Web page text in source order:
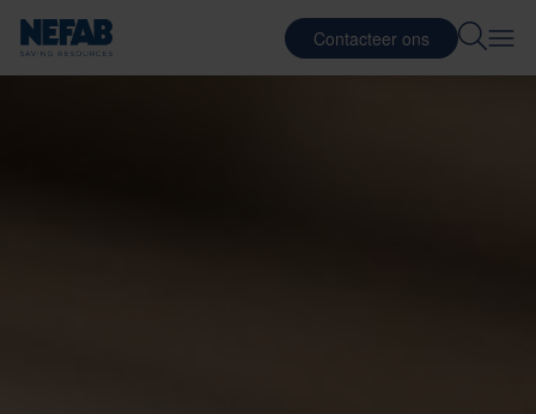
Contacteer ons